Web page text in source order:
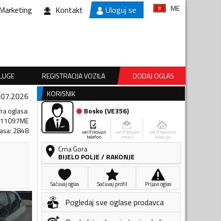
Kontakt Uloguj se ME
REGISTRACIJA VOZILA DODAJ OGLAS
oglasa:
: 2848
KORISNIK
Bosko (VE356)
verifikovan
telefon
verifikovan
email
verifikovana
lokacija
Crna Gora
BIJELO POLJE/ RAKONJE
Sačuvaj oglas Sačuvaj profil Prijavi oglas
Pogledaj sve oglase prodavca